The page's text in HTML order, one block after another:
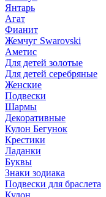
Янтарь
Агат
Фианит
Жемчуг Swarovski
Аметис
Для детей золотые
Для детей серебряные
Женские
Подвески
Шармы
Декоративные
Кулон Бегунок
Крестики
Ладанки
Буквы
Знаки зодиака
Подвески для браслета
Кулон